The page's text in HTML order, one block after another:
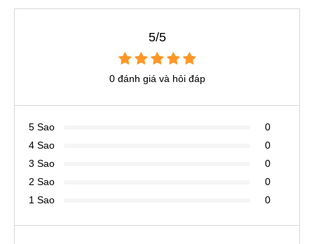
5/5
0 đánh giá và hỏi đáp
5 Sao
0
4 Sao
0
3 Sao
0
2 Sao
0
1 Sao
0